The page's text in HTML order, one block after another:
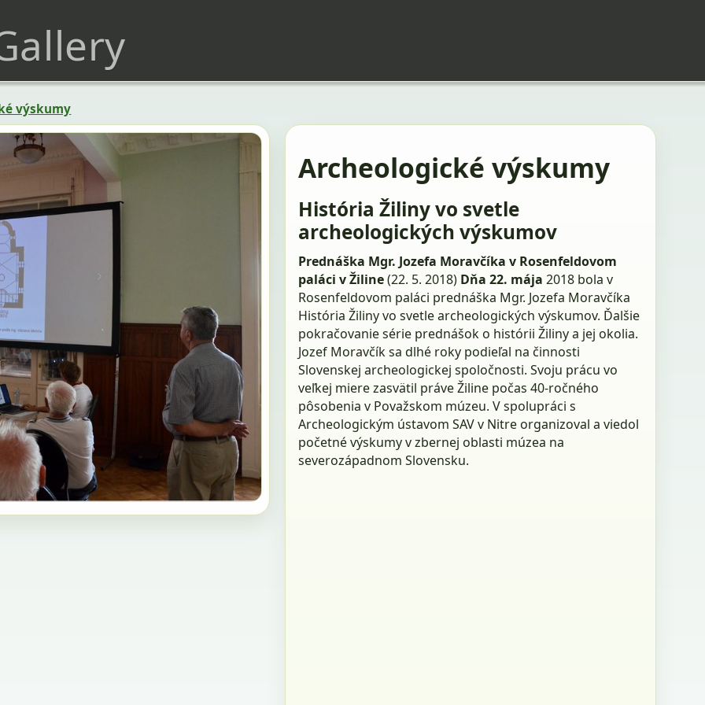
výskumy
Archeologické výskumy
História Žiliny vo svetle
archeologických výskumov
Prednáška Mgr. Jozefa Moravčíka v Rosenfeldovom
paláci v Žiline(22. 5. 2018) Dňa 22. mája 2018 bola v
Rosenfeldovom paláci prednáška Mgr. Jozefa Moravčíka
História Žiliny vo svetle archeologických výskumov. Ďalšie
pokračovanie série prednášok o histórii Žiliny a jej okolia.
Jozef Moravčík sa dlhé roky podieľal na činnosti
Slovenskej archeologickej spoločnosti. Svoju prácu vo
veľkej miere zasvätil práve Žiline počas 40-ročného
pôsobenia v Považskom múzeu. V spolupráci s
Archeologickým ústavom SAV v Nitre organizoval a viedol
početné výskumy v zbernej oblasti múzea na
severozápadnom Slovensku.